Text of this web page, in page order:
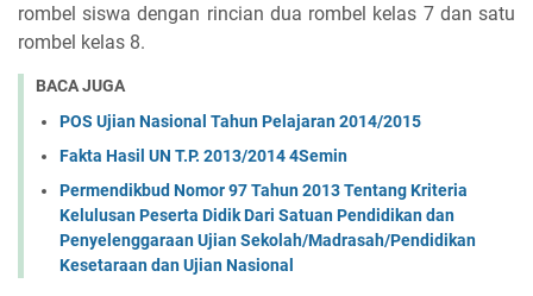
rombel siswa dengan rincian dua rombel kelas 7 dan satu
rombel kelas 8.
BACA JUGA
POS Ujian Nasional Tahun Pelajaran 2014/2015
Fakta Hasil UN T.P. 2013/2014 4Semin
Permendikbud Nomor 97 Tahun 2013 Tentang Kriteria
Kelulusan Peserta Didik Dari Satuan Pendidikan dan
Penyelenggaraan Ujian Sekolah/Madrasah/Pendidikan
Kesetaraan dan Ujian Nasional